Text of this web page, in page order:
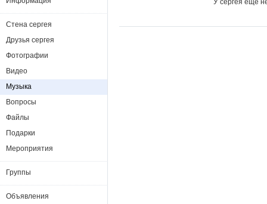
У сергея ещё
Стена сергея
Друзья сергея
Фотографии
Видео
Музыка
Вопросы
Файлы
Подарки
Мероприятия
Группы
Объявления